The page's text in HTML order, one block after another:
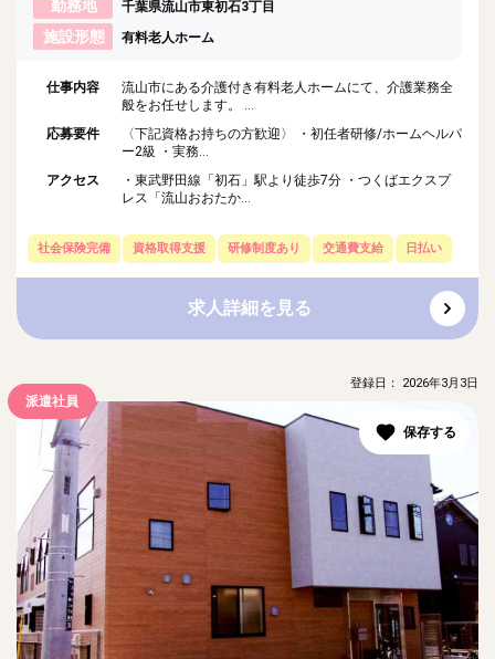
勤務地
千葉県流山市東初石3丁目
施設形態 有料老人ホーム
仕事内容
流山市にある介護付き有料老人ホームにて、介護業務全
般をお任せします。 ...
応募要件
〈下記資格お持ちの方歓迎〉 ・初任者研修/ホームヘルパ
ー2級 ・実務...
アクセス
・東武野田線「初石」駅より徒歩7分 ・つくばエクスプ
レス「流山おおたか...
社会保険完備 資格取得支援 研修制度あり 交通費支給 日払い
求人詳細を見る
派遣社員
登録日： 2026年3月3日